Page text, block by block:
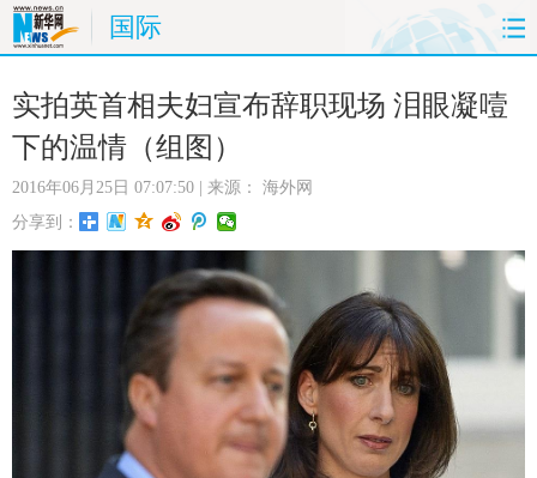
国际
首页 时政 国际 财经
娱乐 体育
时尚 思客
台湾 汽车
能源 房产
视频 彩票 食品
健康 信息化 数据
实拍英首相夫妇宣布辞职现场 泪眼凝噎
下的温情（组图）
2016年06月25日 07:07:50 | 来源： 海外网
分享到：